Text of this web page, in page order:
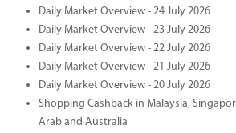
Daily Market Overview - 24 July 2026
Daily Market Overview - 23 July 2026
Daily Market Overview - 22 July 2026
Daily Market Overview - 21 July 2026
Daily Market Overview - 20 July 2026
Shopping Cashback in Malaysia,
Arab and Australia